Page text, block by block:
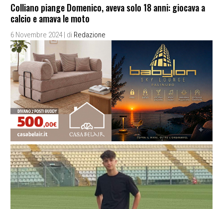
Colliano piange Domenico, aveva solo 18 anni: giocava a
calcio e amava le moto
6 Novembre 2024 | di Redazione